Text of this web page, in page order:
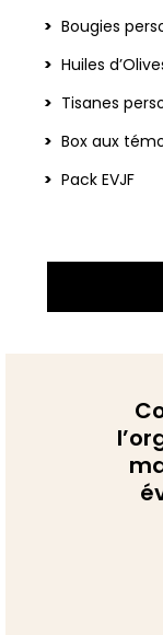
Bougies
Huiles
Tisanes
Box aux
Pack EVJF